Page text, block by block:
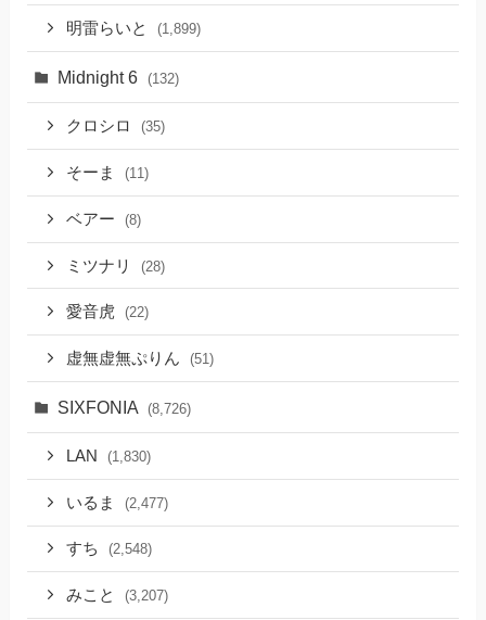
明雷らいと (1,899)
Midnight 6 (132)
クロシロ (35)
そーま (11)
ベアー (8)
ミツナリ (28)
愛音虎 (22)
虚無虚無ぷりん (51)
SIXFONIA (8,726)
LAN (1,830)
いるま (2,477)
すち (2,548)
みこと (3,207)